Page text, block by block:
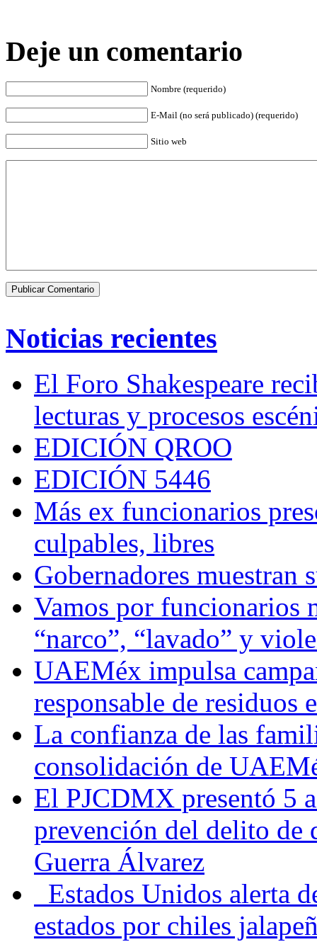
Deje un comentario
Nombre (requerido)
E-Mail (no será publicado) (requerido)
Sitio web
Noticias recientes
El Foro Shakespeare
lecturas y procesos
EDICIÓN QROO
EDICIÓN 5446
Más ex funcionarios
culpables, libres
Gobernadores muestran
Vamos por funcionarios
“narco”, “lavado” y
UAEMéx impulsa
responsable de residuos
La confianza de las
consolidación de
El PJCDMX presentó 5
prevención del delito de
Guerra Álvarez
Estados Unidos alerta
estados por chiles